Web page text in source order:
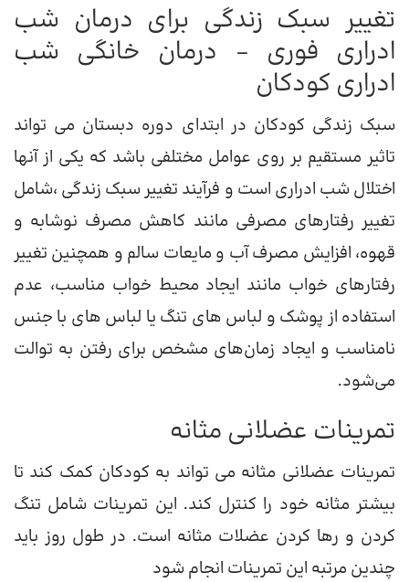
تغییر سبک زندگی برای درمان شب
ادراری فوری – درمان خانگی شب
ادراری کودکان
سبک زندگی کودکان در ابتدای دوره دبستان می تواند
تاثیر مستقیم بر روی عوامل مختلفی باشد که یکی از آنها
اختلال شب ادراری است و فرآیند تغییر سبک زندگی ،شامل
تغییر رفتارهای مصرفی مانند کاهش مصرف نوشابه و
قهوه، افزایش مصرف آب و مایعات سالم و همچنین تغییر
رفتارهای خواب مانند ایجاد محیط خواب مناسب، عدم
استفاده از پوشک و لباس های تنگ یا لباس های با جنس
نامناسب و ایجاد زمان‌های مشخص برای رفتن به توالت
می‌شود.
تمرینات عضلانی مثانه
تمرینات عضلانی مثانه می تواند به کودکان کمک کند تا
بیشتر مثانه خود را کنترل کند. این تمرینات شامل تنگ
کردن و رها کردن عضلات مثانه است. در طول روز باید
چندین مرتبه این تمرینات انجام شود